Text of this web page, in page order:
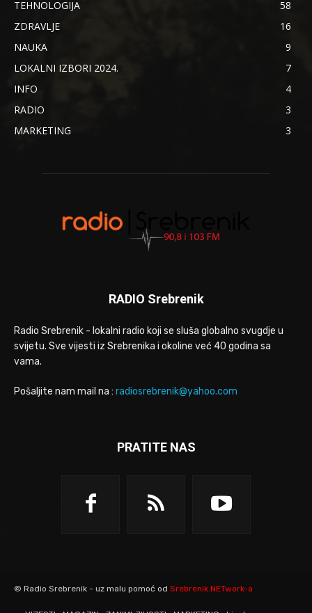
TEHNOLOGIJA
58
ZDRAVLJE
16
NAUKA
9
LOKALNI IZBORI 2024.
7
INFO
4
RADIO
3
MARKETING
3
RADIO Srebrenik
Radio Srebrenik - lokalni radio koji se sluša globalno svugdje u
svijetu. Sve vijesti iz Srebrenika i okoline već 40 godina sa
vama.
Pošaljite nam mail na : radiosrebrenik@yahoo.com
PRATITE NAS
© Radio Srebrenik - uz malu pomoć od Srebrenik.NETwork-a